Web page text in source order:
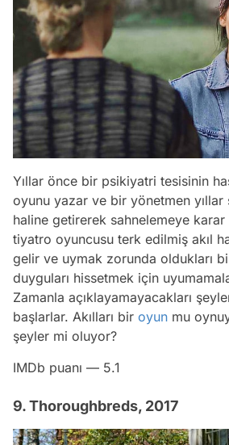
Yıllar önce bir psikiyatri tesisinin
oyunu yazar ve bir yönetmen
haline getirerek sahnelemeye
tiyatro oyuncusu terk edilmiş akıl
gelir ve uymak zorunda oldukları
duyguları hissetmek için
Zamanla açıklayamayacakları
başlarlar. Akılları bir oyun mu
şeyler mi oluyor?
IMDb puanı — 5.1
9. Thoroughbreds, 2017